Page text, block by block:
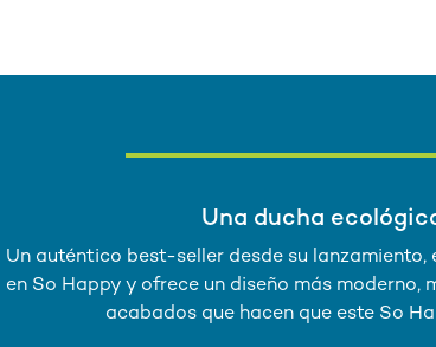
Una ducha
Un auténtico best-seller desde su
en So Happy y ofrece un diseño más moderno,
acabados que hacen que este So